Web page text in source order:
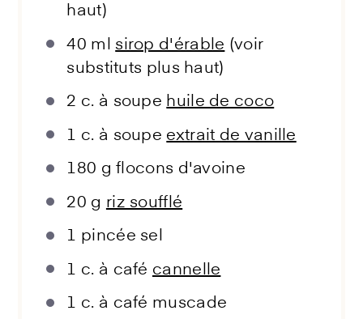
haut)
40 ml sirop d'érable (voir
substituts plus haut)
2 c. à soupe huile de coco
1 c. à soupe extrait de vanille
180 g flocons d'avoine
20 g riz soufflé
1 pincée sel
1 c. à café cannelle
1 c. à café muscade